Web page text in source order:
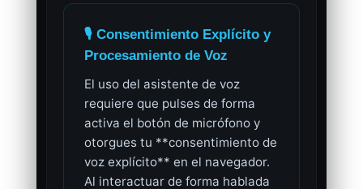
🎙️ Consentimiento Explícito y
Procesamiento de Voz
El uso del asistente de voz
requiere que pulses de forma
activa el botón de micrófono y
otorgues tu **consentimiento de
voz explícito** en el navegador.
Al interactuar de forma hablada